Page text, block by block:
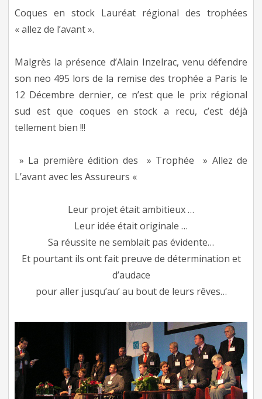
Coques en stock Lauréat régional des trophées
« allez de l’avant ».
Malgrès la présence d’Alain Inzelrac, venu défendre
son neo 495 lors de la remise des trophée a Paris le
12 Décembre dernier, ce n’est que le prix régional
sud est que coques en stock a recu, c’est déjà
tellement bien !!!
» La première édition des » Trophée » Allez de
L’avant avec les Assureurs «
Leur projet était ambitieux …
Leur idée était originale …
Sa réussite ne semblait pas évidente…
Et pourtant ils ont fait preuve de détermination et
d’audace
pour aller jusqu’au’ au bout de leurs rêves…